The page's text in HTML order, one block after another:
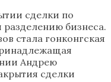
сделки по
бизнеса.
стала гонконгская
Андрею
сделки